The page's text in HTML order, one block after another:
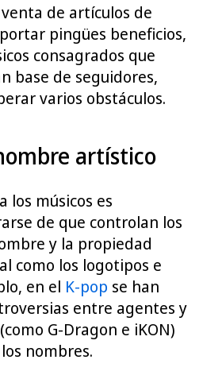
de artículos de
pingües beneficios,
consagrados que
base de seguidores,
varios obstáculos.
artístico
los músicos es
de que controlan los
y la propiedad
como los logotipos e
en el K-pop se han
entre agentes y
G-Dragon e iKON)
nombres.